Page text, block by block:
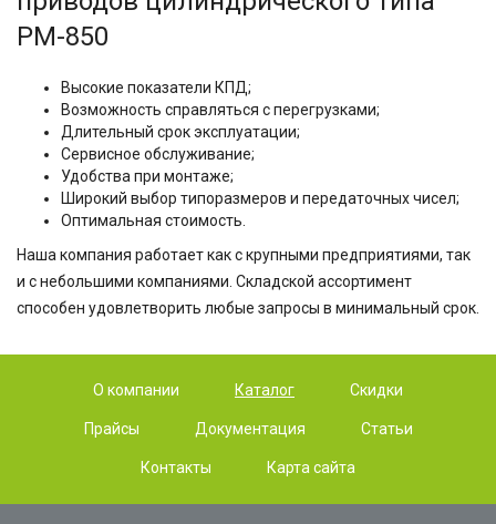
РМ-850
Высокие показатели КПД;
Возможность справляться с перегрузками;
Длительный срок эксплуатации;
Сервисное обслуживание;
Удобства при монтаже;
Широкий выбор типоразмеров и передаточных чисел;
Оптимальная стоимость.
Наша компания работает как с крупными предприятиями, так
и с небольшими компаниями. Складской ассортимент
способен удовлетворить любые запросы в минимальный срок.
О компании Каталог Скидки
Прайсы Документация Статьи
Контакты Карта сайта